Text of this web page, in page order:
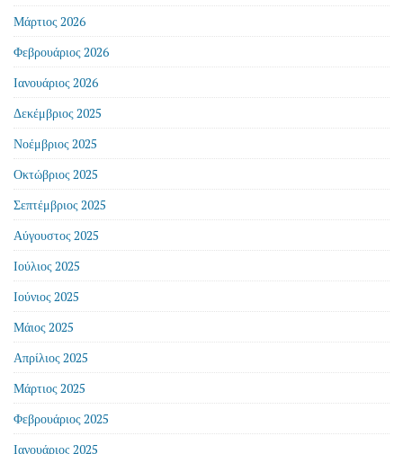
Μάρτιος 2026
Φεβρουάριος 2026
Ιανουάριος 2026
Δεκέμβριος 2025
Νοέμβριος 2025
Οκτώβριος 2025
Σεπτέμβριος 2025
Αύγουστος 2025
Ιούλιος 2025
Ιούνιος 2025
Μάιος 2025
Απρίλιος 2025
Μάρτιος 2025
Φεβρουάριος 2025
Ιανουάριος 2025